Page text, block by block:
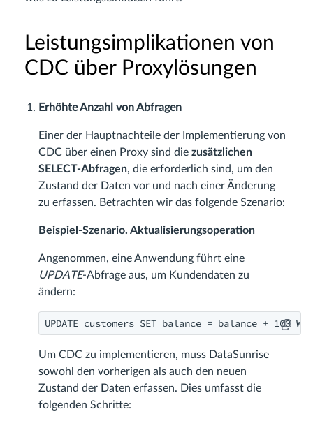
Leistungsimplikationen von
CDC über Proxylösungen
Erhöhte Anzahl von Abfragen
Einer der Hauptnachteile der Implementierung von
CDC über einen Proxy sind die zusätzlichen
SELECT-Abfragen, die erforderlich sind, um den
Zustand der Daten vor und nach einer Änderung
zu erfassen. Betrachten wir das folgende Szenario:
Beispiel-Szenario. Aktualisierungsoperation
Angenommen, eine Anwendung führt eine
UPDATE-Abfrage aus, um Kundendaten zu
ändern:
UPDATE customers SET balance = balance + 100
Um CDC zu implementieren, muss DataSunrise
sowohl den vorherigen als auch den neuen
Zustand der Daten erfassen. Dies umfasst die
folgenden Schritte: